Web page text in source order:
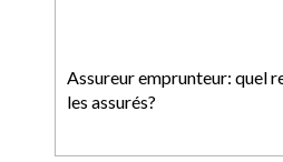
Assureur emprunteur: quel
les assurés?